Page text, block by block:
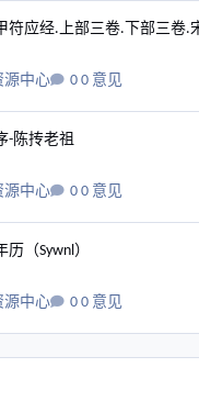
符应经.上部三卷.下部三卷.
源中心 0 意见
-陈抟老祖
源中心 0 意见
历（Sywnl）
源中心 0 意见